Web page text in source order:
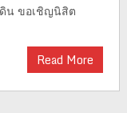
น ขอเชิญนิสิต
Read More